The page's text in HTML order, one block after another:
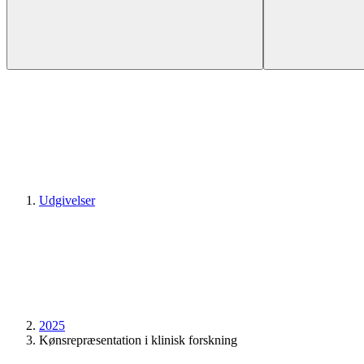
Udgivelser
2025
Kønsrepræsentation i klinisk forskning